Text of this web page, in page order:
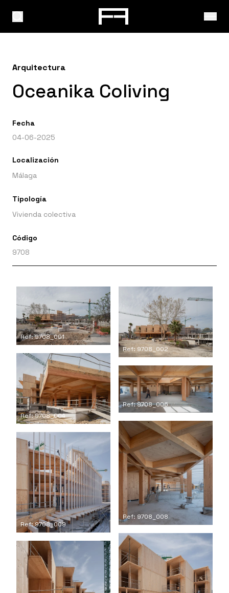
Arquitectura
Oceanika Coliving
Fecha
04-06-2025
Localización
Málaga
Tipología
Vivienda colectiva
Código
9708
Ref: 9708_001
Ref: 9708_002
Ref: 9708_004
Ref: 9708_006
Ref: 9708_008
Ref: 9708_009